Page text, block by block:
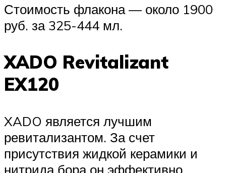
Стоимость флакона — около 1900
руб. за 325-444 мл.
XADO Revitalizant
EX120
XADO является лучшим
ревитализантом. За счет
присутствия жидкой керамики и
нитрида бора он эффективно